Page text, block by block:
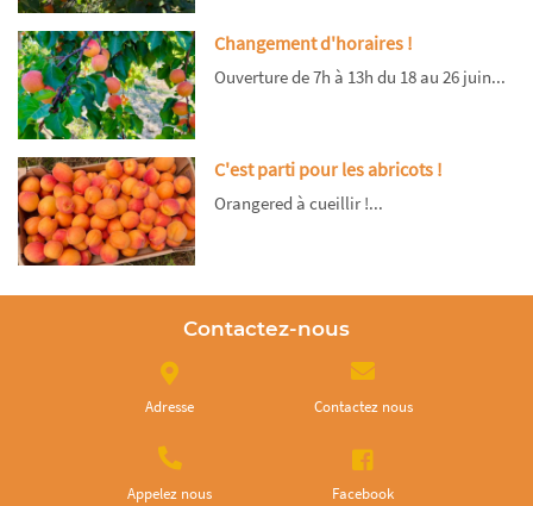
Changement d'horaires !
Ouverture de 7h à 13h du 18 au 26 juin...
C'est parti pour les abricots !
Orangered à cueillir !...
Contactez-nous
Adresse Contactez nous
Appelez nous Facebook